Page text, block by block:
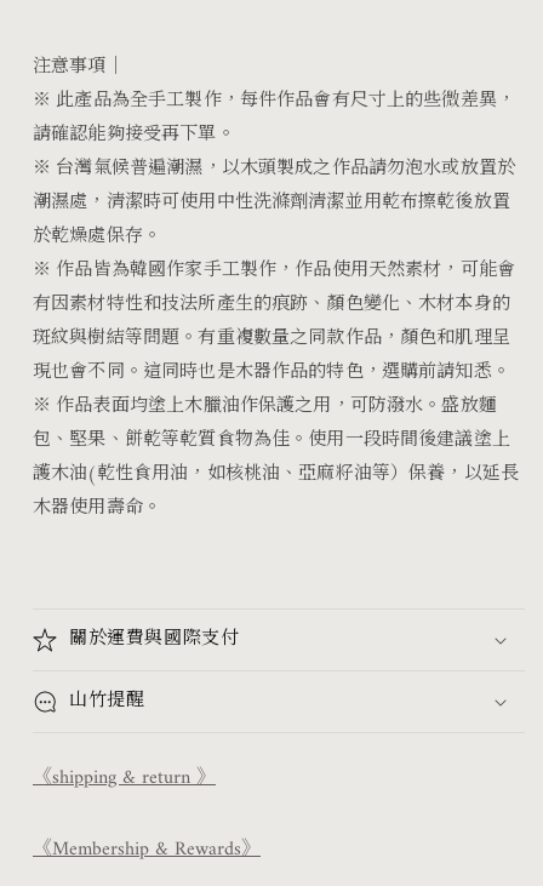
注意事項｜
※ 此產品為全手工製作，每件作品會有尺寸上的些微差異，
請確認能夠接受再下單。
※ 台灣氣候普遍潮濕，以木頭製成之作品請勿泡水或放置於
潮濕處，清潔時可使用中性洗滌劑清潔並用乾布擦乾後放置
於乾燥處保存。
※ 作品皆為韓國作家手工製作，作品使用天然素材，可能會
有因素材特性和技法所產生的痕跡、顏色變化、木材本身的
斑紋與樹結等問題。有重複數量之同款作品，顏色和肌理呈
現也會不同。這同時也是木器作品的特色，選購前請知悉。
※ 作品表面均塗上木臘油作保護之用，可防潑水。盛放麵
包、堅果、餅乾等乾質食物為佳。使用一段時間後建議塗上
護木油(乾性食用油，如核桃油、亞麻籽油等）保養，以延長
木器使用壽命。
關於運費與國際支付
山竹提醒
《shipping & return 》
《Membership & Rewards》